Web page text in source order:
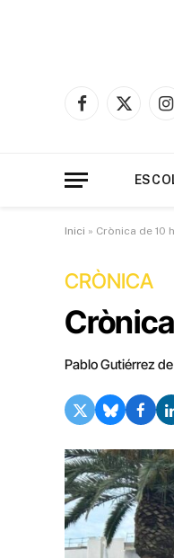
Facebook
X
Inici » Crònica de 10
CRÒNICA
Pablo Gutiérrez